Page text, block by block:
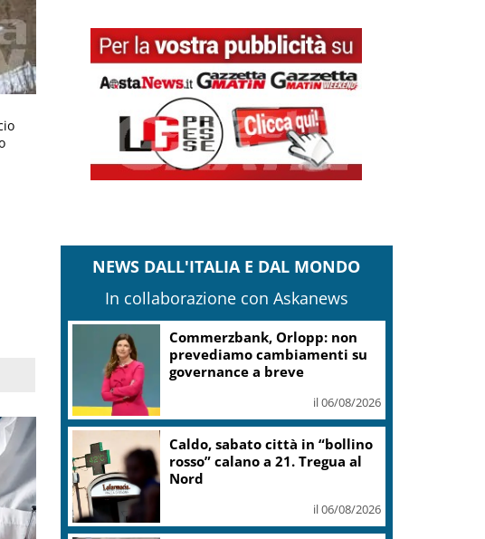
NEWS DALL'ITALIA E DAL MONDO
In collaborazione con Askanews
Addio a Francesco Guccini, la
voce controcorrente che
raccontò l’Italia
il 06/08/2026
Venezia83, omaggio a Hugo
Pratt: proiezione speciale di
“Hugo a Venezia”
il 06/08/2026